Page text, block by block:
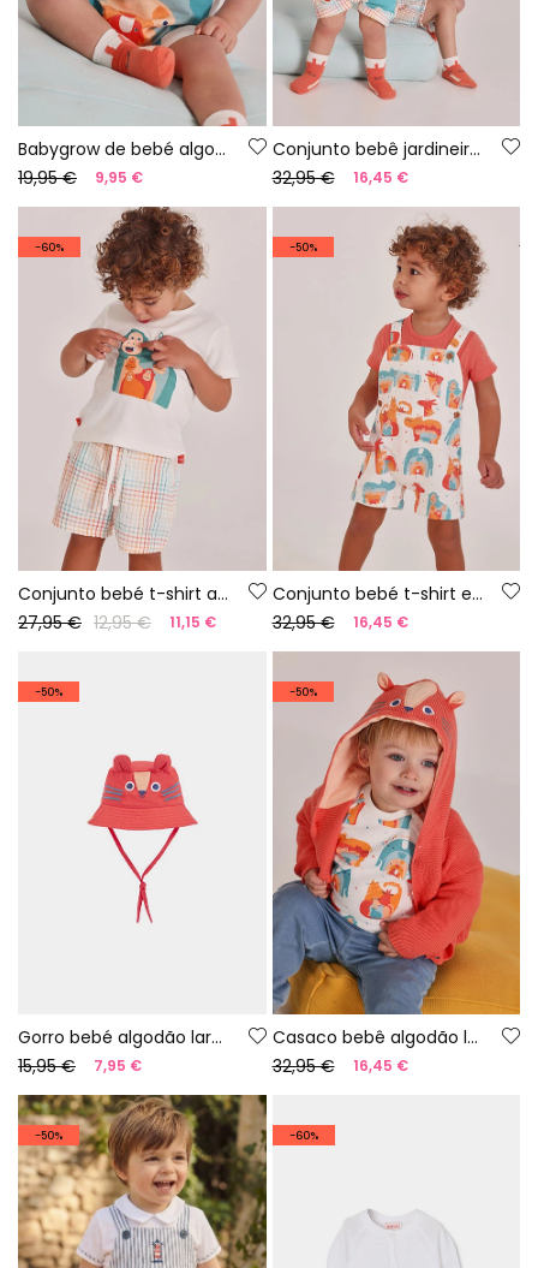
Babygrow de bebé algodão branco
19,95 €
9,95 €
Conjunto bebê jardineira xadrez algodão
32,95 €
16,45 €
-60%
Conjunto bebé t-shirt algodão branco
27,95 € 12,95 € 11,15 €
-50%
Conjunto bebé t-shirt e jardineiras estampado animais
32,95 €
16,45 €
-50%
Gorro bebé algodão laranja
15,95 €
7,95 €
-50%
Casaco bebê algodão laranja
32,95 €
16,45 €
-50% -60%